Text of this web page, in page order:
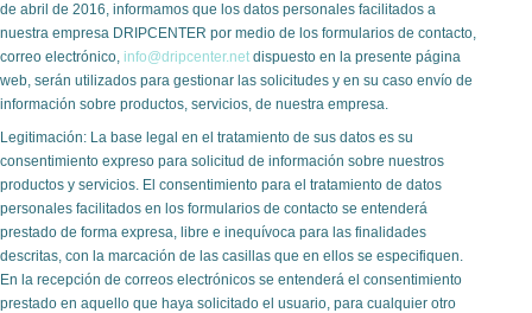
de abril de 2016, informamos que los datos personales facilitados a
nuestra empresa DRIPCENTER por medio de los formularios de contacto,
correo electrónico, info@dripcenter.net dispuesto en la presente página
web, serán utilizados para gestionar las solicitudes y en su caso envío de
información sobre productos, servicios, de nuestra empresa.
Legitimación: La base legal en el tratamiento de sus datos es su
consentimiento expreso para solicitud de información sobre nuestros
productos y servicios. El consentimiento para el tratamiento de datos
personales facilitados en los formularios de contacto se entenderá
prestado de forma expresa, libre e inequívoca para las finalidades
descritas, con la marcación de las casillas que en ellos se especifiquen.
En la recepción de correos electrónicos se entenderá el consentimiento
prestado en aquello que haya solicitado el usuario, para cualquier otro